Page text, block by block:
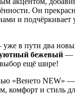
Он
и
в пути два
бежевый —
ещё шире!
«Венето NEW» —
комфорт и стиль